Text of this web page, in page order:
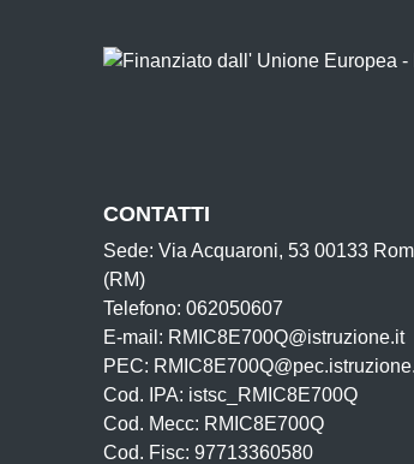
CONTATTI
Sede: Via Acquaroni, 53 00133
(RM)
Telefono: 062050607
E-mail: RMIC8E700Q@istruzione.it
PEC:
Cod. IPA: istsc_RMIC8E700Q
Cod. Mecc: RMIC8E700Q
Cod. Fisc: 97713360580